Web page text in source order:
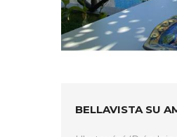
BELLAVISTA SU